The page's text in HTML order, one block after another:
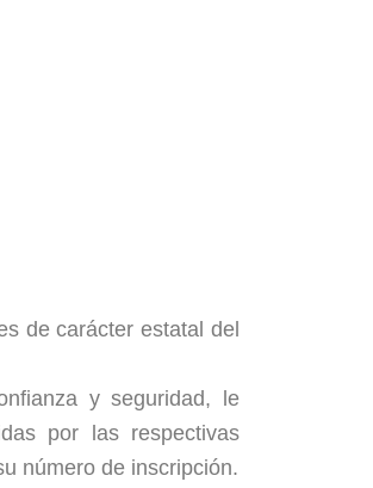
de carácter estatal del
y seguridad, le
por las respectivas
número de inscripción.